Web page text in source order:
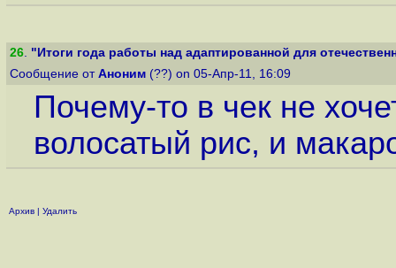
26. "Итоги года работы над адаптированной для
Сообщение от Аноним (??) on 05-Апр-11, 16:09
Почему-то в чек не
волосатый рис, и
Архив | Удалить